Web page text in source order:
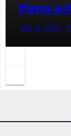
Mena
Jun 4, 2021